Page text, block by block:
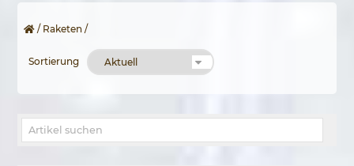
/ Raketen /
Sortierung
Suche nach: